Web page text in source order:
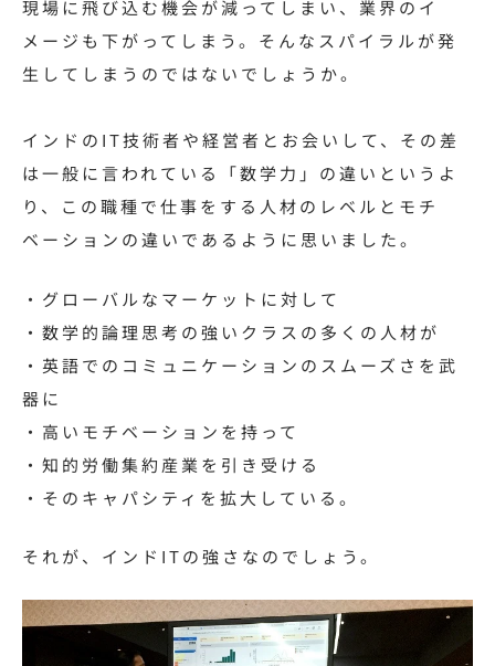
現場に飛び込む機会が減ってしまい、業界のイ
メージも下がってしまう。そんなスパイラルが発
生してしまうのではないでしょうか。
インドのIT技術者や経営者とお会いして、その差
は一般に言われている「数学力」の違いというよ
り、この職種で仕事をする人材のレベルとモチ
ベーションの違いであるように思いました。
・グローバルなマーケットに対して
・数学的論理思考の強いクラスの多くの人材が
・英語でのコミュニケーションのスムーズさを武
器に
・高いモチベーションを持って
・知的労働集約産業を引き受ける
・そのキャパシティを拡大している。
それが、インドITの強さなのでしょう。